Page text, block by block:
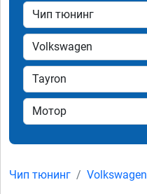
Чип тюнинг Volkswagen